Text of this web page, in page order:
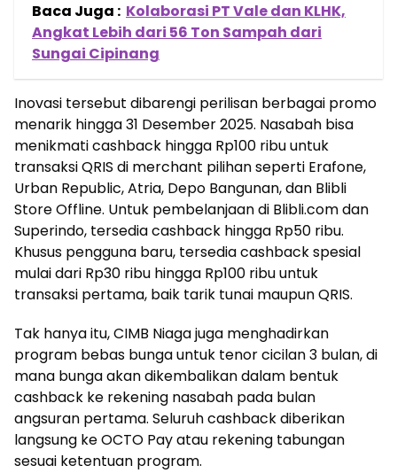
Baca Juga : Kolaborasi PT Vale dan KLHK,
Angkat Lebih dari 56 Ton Sampah dari
Sungai Cipinang
Inovasi tersebut dibarengi perilisan berbagai promo
menarik hingga 31 Desember 2025. Nasabah bisa
menikmati cashback hingga Rp100 ribu untuk
transaksi QRIS di merchant pilihan seperti Erafone,
Urban Republic, Atria, Depo Bangunan, dan Blibli
Store Offline. Untuk pembelanjaan di Blibli.com dan
Superindo, tersedia cashback hingga Rp50 ribu.
Khusus pengguna baru, tersedia cashback spesial
mulai dari Rp30 ribu hingga Rp100 ribu untuk
transaksi pertama, baik tarik tunai maupun QRIS.
Tak hanya itu, CIMB Niaga juga menghadirkan
program bebas bunga untuk tenor cicilan 3 bulan, di
mana bunga akan dikembalikan dalam bentuk
cashback ke rekening nasabah pada bulan
angsuran pertama. Seluruh cashback diberikan
langsung ke OCTO Pay atau rekening tabungan
sesuai ketentuan program.